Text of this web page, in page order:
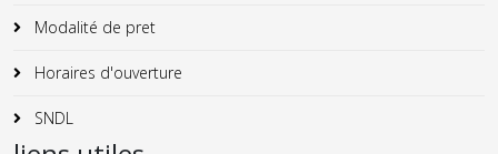
Modalité de pret
Horaires d'ouverture
SNDL